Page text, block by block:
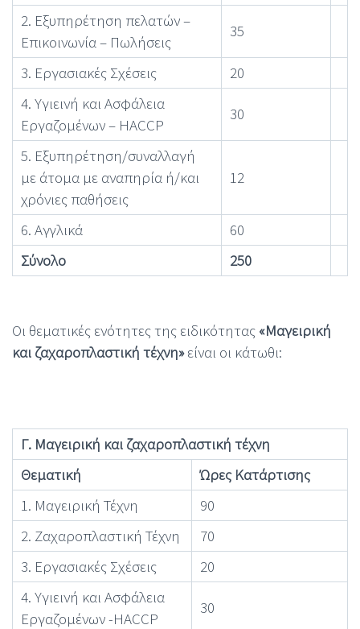
2. Εξυπηρέτηση πελατών –
Επικοινωνία – Πωλήσεις
35
3. Εργασιακές Σχέσεις
20
4. Υγιεινή και Ασφάλεια
Εργαζομένων – HACCP
30
5. Εξυπηρέτηση/συναλλαγή
με άτομα με αναπηρία ή/και
χρόνιες παθήσεις
12
6. Αγγλικά
60
Σύνολο
250
Οι θεματικές ενότητες της ειδικότητας «Μαγειρική
και ζαχαροπλαστική τέχνη»είναι οι κάτωθι:
Γ. Μαγειρική και ζαχαροπλαστική τέχνη
Θεματική
Ώρες Κατάρτισης
1. Μαγειρική Τέχνη
90
2. Ζαχαροπλαστική Τέχνη
70
3. Εργασιακές Σχέσεις
20
4. Υγιεινή και Ασφάλεια
Εργαζομένων -HACCP
30